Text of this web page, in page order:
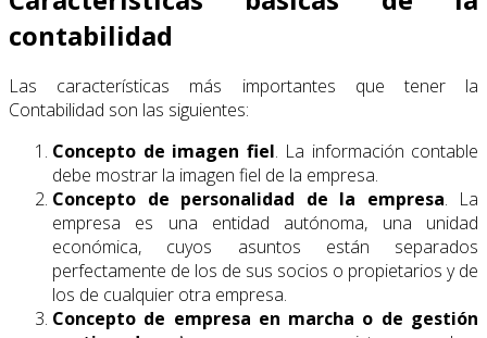
contabilidad
Las características más importantes que tener la
Contabilidad son las siguientes:
Concepto de imagen fiel. La información contable
debe mostrar la imagen fiel de la empresa.
Concepto de personalidad de la empresa. La
empresa es una entidad autónoma, una unidad
económica, cuyos asuntos están separados
perfectamente de los de sus socios o propietarios y de
los de cualquier otra empresa.
Concepto de empresa en marcha o de gestión